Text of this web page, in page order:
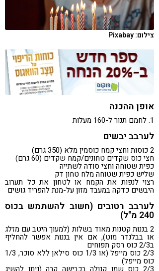
צילום: Pixabay
אופן ההכנה
1. לחמם תנור ל-160 מעלות
לערבב יבשים
2 כוסות וחצי קמח כוסמין מלא (350 גרם)
חצי כוס שקדים טחונים/קמח שקדים (60 גרם)
כפית שטוחה וחצי סודה לשתייה
שליש כפית שטוחה מלח טחון דק
רצוי לנפות את הקמח או לטחון את כל תערוב
היבשים כדקה במעבד מזון על-מנת להפריד גושים
לערבב רטובים (חשוב להשתמש בכוס
240 מ"ל)
2 בננות קטנות מאוד בשלות (למעוך היטב עם מזלג
או בבלנדר מוט), אם אין בננות אפשר להחליף
ב2/3 כוס רסק תפוחים
2/3 כוס מייפל (או 1/3 כוס סילאן ללא סוכר, 1/3
כוס מייפל)